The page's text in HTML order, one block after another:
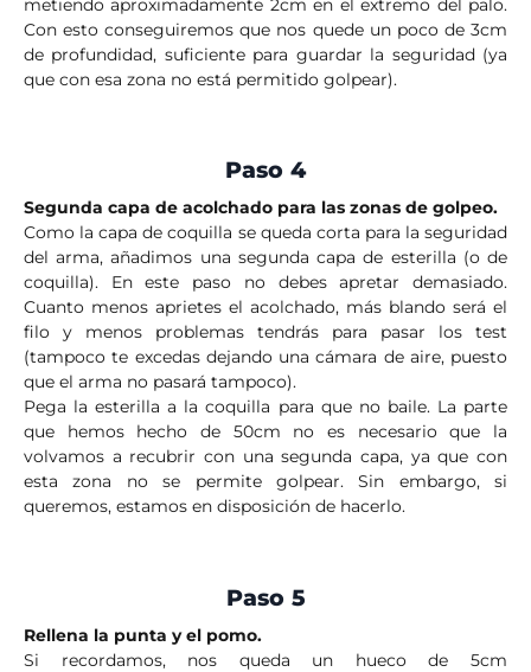
metiendo aproximadamente 2cm en el extremo del palo.
Con esto conseguiremos que nos quede un poco de 3cm
de profundidad, suficiente para guardar la seguridad (ya
que con esa zona no está permitido golpear).
Paso 4
Segunda capa de acolchado para las zonas de golpeo.
Como la capa de coquilla se queda corta para la seguridad
del arma, añadimos una segunda capa de esterilla (o de
coquilla). En este paso no debes apretar demasiado.
Cuanto menos aprietes el acolchado, más blando será el
filo y menos problemas tendrás para pasar los test
(tampoco te excedas dejando una cámara de aire, puesto
que el arma no pasará tampoco).
Pega la esterilla a la coquilla para que no baile. La parte
que hemos hecho de 50cm no es necesario que la
volvamos a recubrir con una segunda capa, ya que con
esta zona no se permite golpear. Sin embargo, si
queremos, estamos en disposición de hacerlo.
Paso 5
Rellena la punta y el pomo.
Si recordamos, nos queda un hueco de 5cm